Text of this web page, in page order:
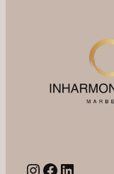
Instagram
Facebook
LinkedIn